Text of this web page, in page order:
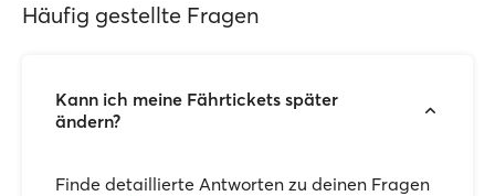
Häufig gestellte Fragen
Kann ich meine Fährtickets später
ändern?
Finde detaillierte Antworten zu deinen Fragen